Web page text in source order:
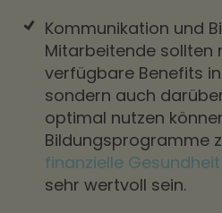
Kommunikation und
Mitarbeitende sollten
verfügbare Benefits
sondern auch
optimal nutzen
Bildungsprogramme
finanzielle Gesundheit
sehr wertvoll sein.